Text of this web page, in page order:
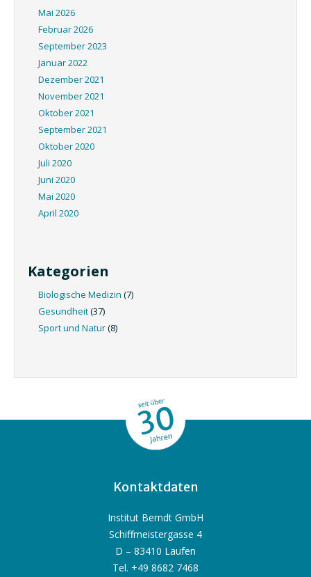
Mai 2026
Februar 2026
September 2023
Januar 2022
Dezember 2021
November 2021
Oktober 2021
September 2021
Oktober 2020
Juli 2020
Juni 2020
Mai 2020
April 2020
Kategorien
Biologische Medizin (7)
Gesundheit(37)
Sport und Natur(8)
Kontaktdaten
Institut Berndt GmbH
Schiffmeistergasse 4
D – 83410 Laufen
Tel. +49 8682 7468